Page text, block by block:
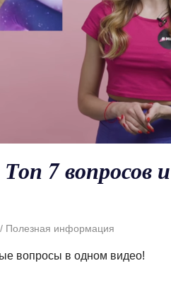
7 вопросов и
Полезная информация
вопросы в одном видео!